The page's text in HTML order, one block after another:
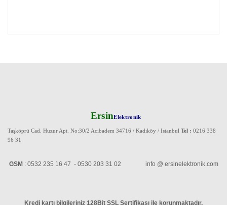
ErsinElektronik
Taşköprü Cad. Huzur Apt. No:30/2 Acıbadem 34716 / Kadıköy / Istanbul Tel : 0216 338
96 31
GSM : 0532 235 16 47 - 0530 203 31 02 info @ ersinelektronik.com
Kredi kartı bilgileriniz 128Bit SSL Sertifikası ile korunmaktadır.